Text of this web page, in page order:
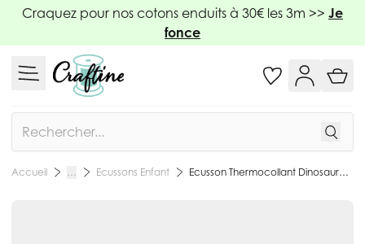
Allez au contenu
Craquez pour nos cotons enduits à 30€ les 3m >> Je
fonce
Accueil … Ecussons Enfant Ecusson Thermocollant Dinosaure - Brachiosaure